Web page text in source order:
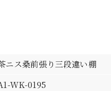
ニス桑前張り三段違い棚
WK-0195